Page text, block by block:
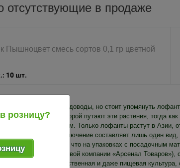
отсутствующие в продаже
Пышноцвет смесь сортов 0,1 гр цветной
10 шт.
слышали немногие садоводы, но стоит упомянуть
следуя привычке, порой путают эти растения, тогда как
и внешне похожим. Только лофанты растут в Азии,
Америки (исключение составляет лишь один вид,
Азию). Так что на упаковках с посадочным
у нас в торговой компании «Арсенал Товаров»),
как лекарственная и даже пищевая культура,
розницу?